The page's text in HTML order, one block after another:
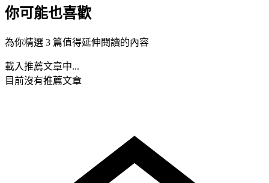
你可能也喜歡
為你精選 3 篇值得延伸閱讀的內容
載入推薦文章中...
目前沒有推薦文章